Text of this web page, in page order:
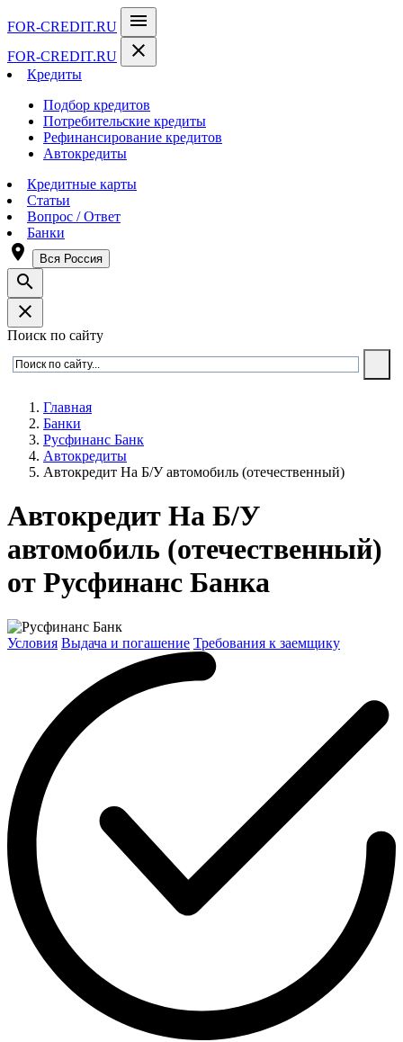
FOR-CREDIT.RU menu
FOR-CREDIT.RU close
Кредиты
Подбор кредитов
Потребительские кредиты
Рефинансирование кредитов
Автокредиты
Кредитные карты
Статьи
Вопрос / Ответ
Банки
room Вся Россия
search
close
Поиск по сайту
Главная
Банки
Русфинанс Банк
Автокредиты
Автокредит На Б/У автомобиль (отечественный)
Автокредит На Б/У
автомобиль (отечественный)
от Русфинанс Банка
Условия Выдача и погашение Требования к заемщику